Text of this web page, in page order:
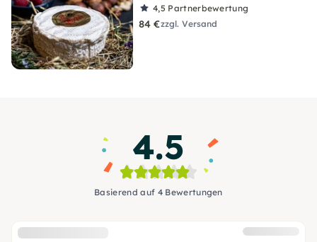
4,5 Partnerbewertung
84 €zzgl. Versand
4.5
Basierend auf 4 Bewertungen